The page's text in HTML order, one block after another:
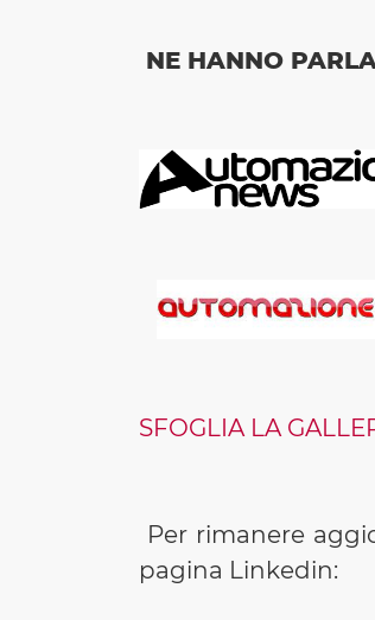
NE HANNO
SFOGLIA LA
Per rimanere
pagina Linkedin: